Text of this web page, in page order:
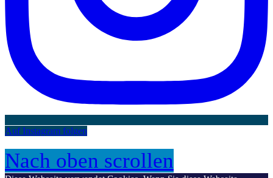
Auf Instagram folgen
Nach oben scrollen